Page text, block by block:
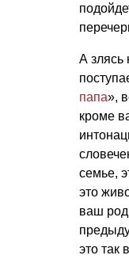
А злясь
папа»,
кроме
семье,
это
ваш
это так